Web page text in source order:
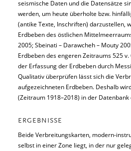
seismische Daten und die Datensätze
werden, um heute überholte bzw.
(antike Texte, Inschriften) darzustellen,
Erdbeben des östlichen
2005; Sbeinati – Darawcheh – Mouty
Erdbeben des engeren Zeitraums 525
der Erfassung der Erdbeben durch
Qualitativ überprüfen lässt sich die
aufgezeichneten Erdbeben. Deshalb
(Zeitraum 1918–2018) in der
ERGEBNISSE
Beide Verbreitungskarten, modern-
selbst in einer Zone liegt, in der nur